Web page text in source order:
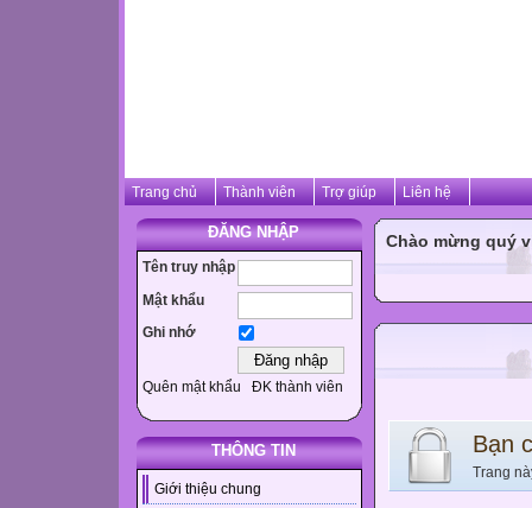
Trang chủ Thành viên Trợ giúp Liên hệ
ĐĂNG NHẬP
Tên truy nhập
Mật khẩu
Ghi nhớ
Quên mật khẩu ĐK thành viên
THÔNG TIN
Giới thiệu chung
Chào mừng quý
Bạn
Trang